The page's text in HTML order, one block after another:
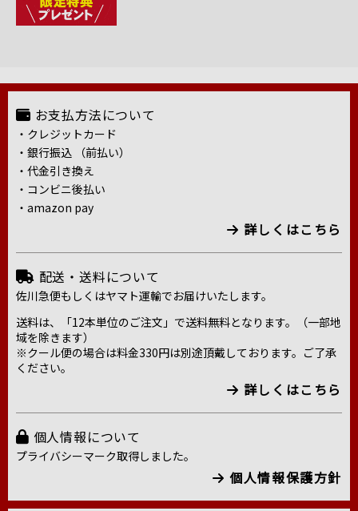
お支払方法について
・クレジットカード
・銀行振込 （前払い）
・代金引き換え
・コンビニ後払い
・amazon pay
詳しくはこちら
配送・送料について
佐川急便もしくはヤマト運輸でお届けいたします。
送料は、「12本単位のご注文」で送料無料となります。（一部地
域を除きます）
※クール便の場合は料金330円は別途頂戴しております。ご了承
ください。
詳しくはこちら
個人情報について
プライバシーマーク取得しました。
個人情報保護方針